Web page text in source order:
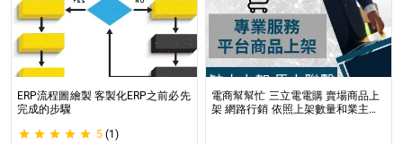
ERP流程圖繪製 客製化ERP之前必先
完成的步驟
5 (1)
電商幫幫忙 三立電電購 賣場商品上
架 網路行銷 依照上架數量和業主討